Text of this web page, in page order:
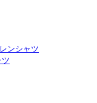
ンシャツ